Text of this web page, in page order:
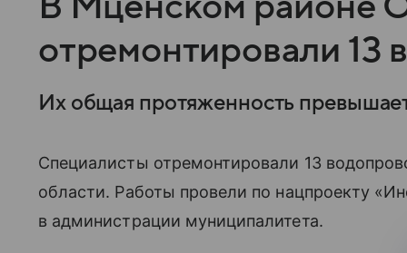
отремонтировали 13
Их общая протяженность
Специалисты отремонтировали 13
области. Работы провели по нацпроекту
в администрации муниципалитета.